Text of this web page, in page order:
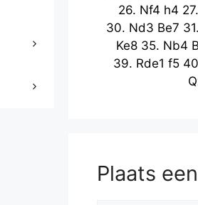
26. Nf4 h4 27.
30. Nd3 Be7 31.
Ke8 35. Nb4
39. Rde1 f5
Plaats